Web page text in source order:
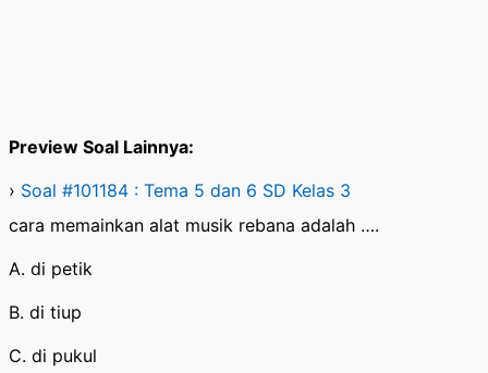
Preview Soal Lainnya:
› Soal #101184 : Tema 5 dan 6 SD Kelas 3
cara memainkan alat musik rebana adalah ….
A. di petik
B. di tiup
C. di pukul